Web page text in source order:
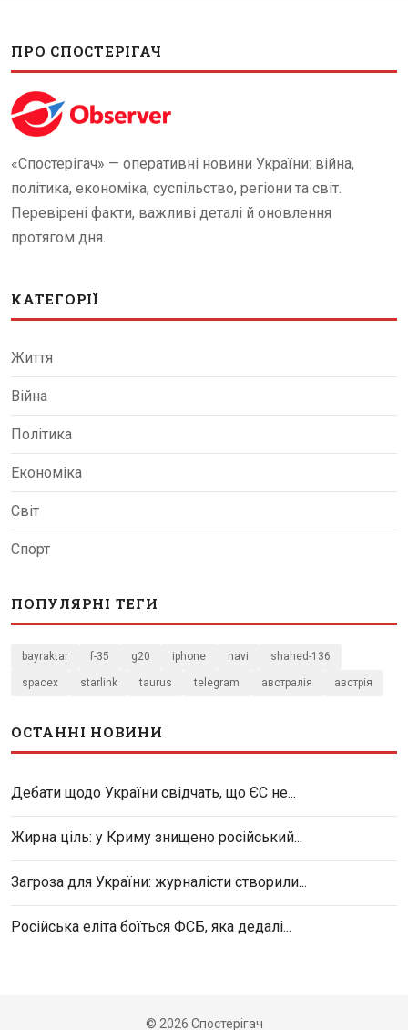
ПРО СПОСТЕРІГАЧ
«Спостерігач» — оперативні новини України: війна,
політика, економіка, суспільство, регіони та світ.
Перевірені факти, важливі деталі й оновлення
протягом дня.
КАТЕГОРІЇ
Життя
Війна
Політика
Економіка
Світ
Спорт
ПОПУЛЯРНІ ТЕГИ
bayraktar f-35 g20 iphone navi shahed-136
spacex starlink taurus telegram австралія австрія
ОСТАННІ НОВИНИ
Дебати щодо України свідчать, що ЄС не...
Жирна ціль: у Криму знищено російський...
Загроза для України: журналісти створили...
Російська еліта боїться ФСБ, яка дедалі...
© 2026 Спостерігач